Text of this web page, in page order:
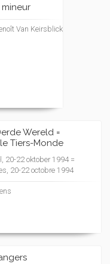
Van Keirsblick
Wereld =
Tiers-Monde
20-22 oktober 1994 =
20-22 octobre 1994